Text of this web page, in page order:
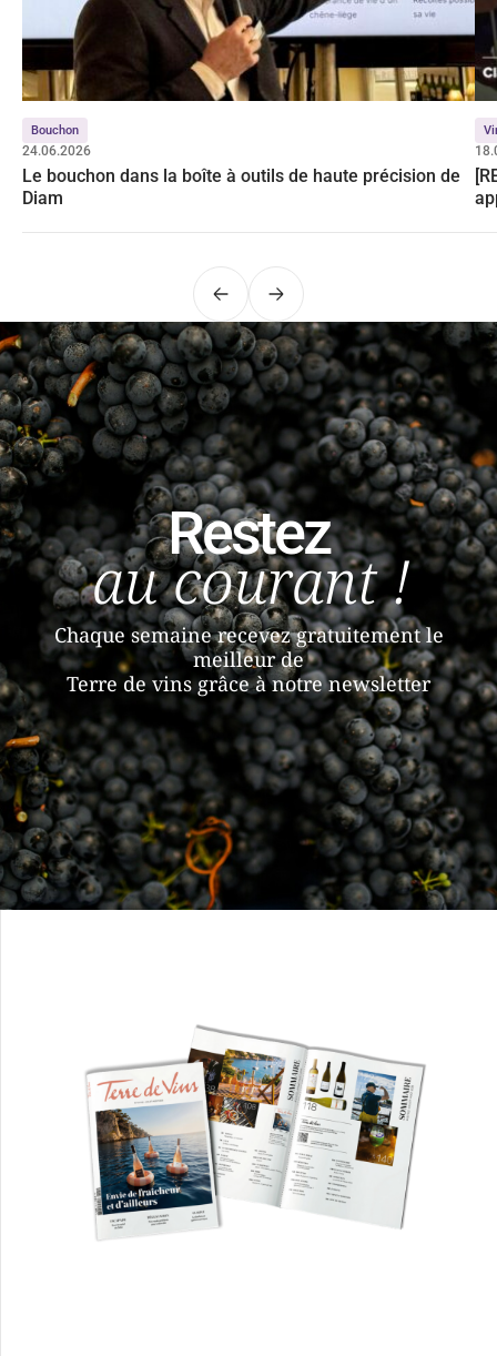
Bouchon
24.06.2026
Le bouchon dans la boîte à outils de haute précision de
Diam
PrécédentSuivant
Restez
au courant !
Chaque semaine recevez gratuitement le
meilleur de
Terre de vins grâce à notre newsletter